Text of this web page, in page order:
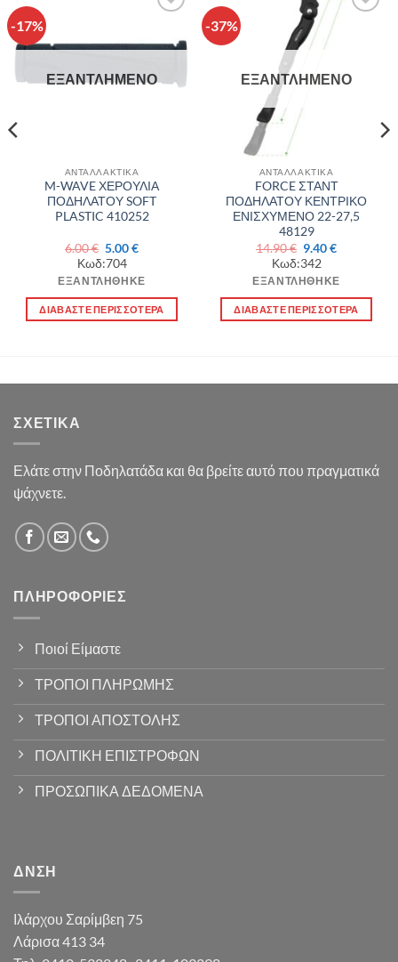
-17%
επιθυμιών
ΕΞΑΝΤΛΗΜΈΝΟ
ΑΝΤΑΛΛΑΚΤΙΚΑ
M-WAVE ΧΕΡΟΥΛΙΑ
ΠΟΔΗΛΑΤΟΥ SOFT
PLASTIC 410252
6.00€ Original
price
was:
6.00 €.
5.00€Η
είναι:
Κωδ:704
ΕΞΑΝΤΛΉΘΗΚΕ
ΔΙΑΒΆΣΤΕ ΠΕΡΙΣΣΌΤΕΡΑ
-37%
Πρόσθήκη
στην λίστα
ΕΞΑΝΤΛΗΜΈΝΟ
ΑΝΤΑΛΛΑΚΤΙΚΑ
FORCE ΣΤΑΝΤ
ΠΟΔΗΛΑΤΟΥ ΚΕΝΤΡΙΚΟ
ΕΝΙΣΧΥΜΕΝΟ 22-27,5
48129
14.90€ Original
price
was:
14.90 €.
9.40€Η
είναι:
Κωδ:342
ΕΞΑΝΤΛΉΘΗΚΕ
ΔΙΑΒΆΣΤΕ ΠΕΡΙΣΣΌΤΕΡΑ
ΣΧΕΤΙΚΆ
Ελάτε στην Ποδηλατάδα και θα βρείτε αυτό που πραγματικά
ψάχνετε.
ΠΛΗΡΟΦΟΡΊΕΣ
Ποιοί Είμαστε
ΤΡΟΠΟΙ ΠΛΗΡΩΜΗΣ
ΤΡΟΠΟΙ ΑΠΟΣΤΟΛΗΣ
ΠΟΛΙΤΙΚΗ ΕΠΙΣΤΡΟΦΩΝ
ΠΡΟΣΩΠΙΚΑ ΔΕΔΟΜΕΝΑ
ΔΝΣΗ
Ιλάρχου Σαρίμβεη 75
Λάρισα 413 34